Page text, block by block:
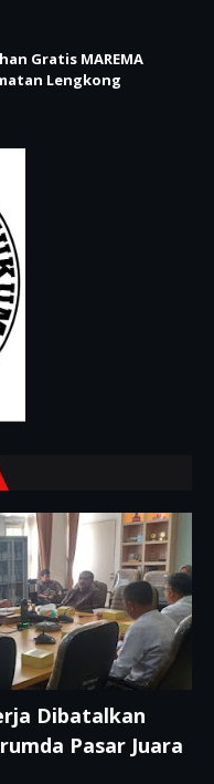
Gratis MAREMA
Lengkong
Dibatalkan
Pasar Juara